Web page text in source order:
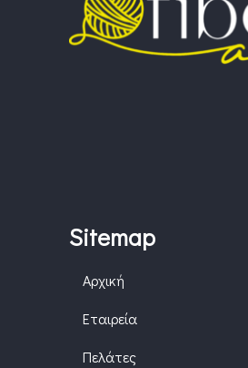
Sitemap
Αρχική
Εταιρεία
Πελάτες